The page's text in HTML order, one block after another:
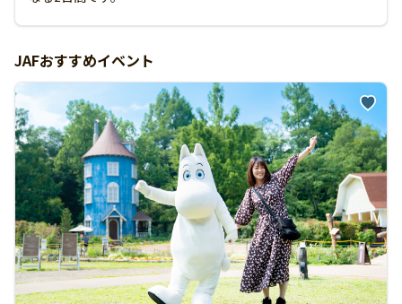
JAFおすすめイベント